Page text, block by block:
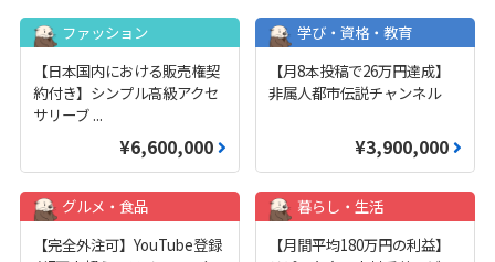
ファッション
【日本国内における販売権契
約付き】シンプル高級アクセ
サリーブ ...
¥6,600,000
学び・資格・教育
【月8本投稿で26万円達成】
非属人都市伝説チャンネル
¥3,900,000
グルメ・食品
【完全外注可】YouTube登録
暮らし・生活
【月間平均180万円の利益】